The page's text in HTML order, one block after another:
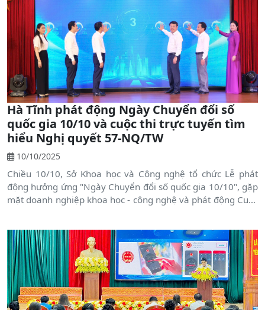
địa bàn tỉnh Hà Tĩnh.
Hà Tĩnh phát động Ngày Chuyển đổi số
quốc gia 10/10 và cuộc thi trực tuyến tìm
hiểu Nghị quyết 57-NQ/TW
10/10/2025
Chiều 10/10, Sở Khoa học và Công nghệ tổ chức Lễ phát
động hưởng ứng "Ngày Chuyển đổi số quốc gia 10/10", gặp
mặt doanh nghiệp khoa học - công nghệ và phát động Cuộc